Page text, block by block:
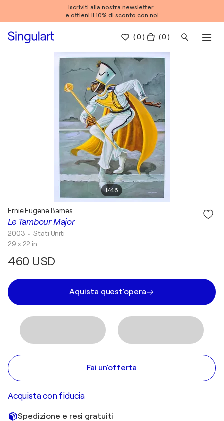
Iscriviti alla nostra newsletter
e ottieni il 10% di sconto con noi
(0 ) ( 0 )
1/46
Le Tambour Major
Ernie Eugene Barnes
2003 • Stati Uniti
29 x 22 in
460 USD
Aquista quest'opera
Fai un'offerta
Acquista con fiducia
Spedizione e resi gratuiti